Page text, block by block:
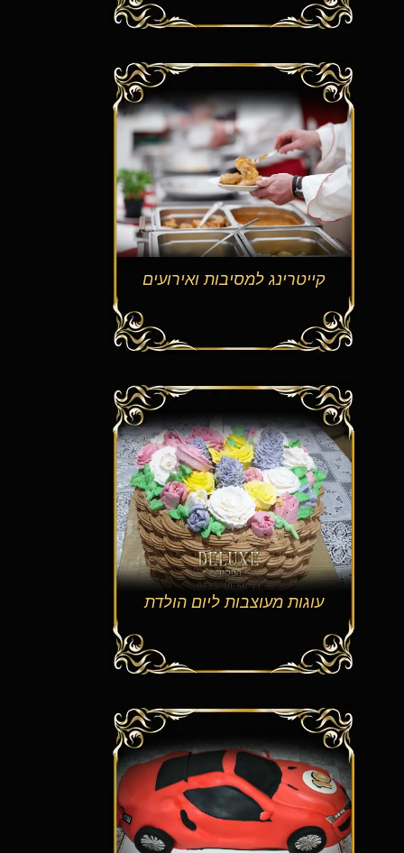
קייטרינג למסיבות ואירועים
עוגות מעוצבות ליום הולדת